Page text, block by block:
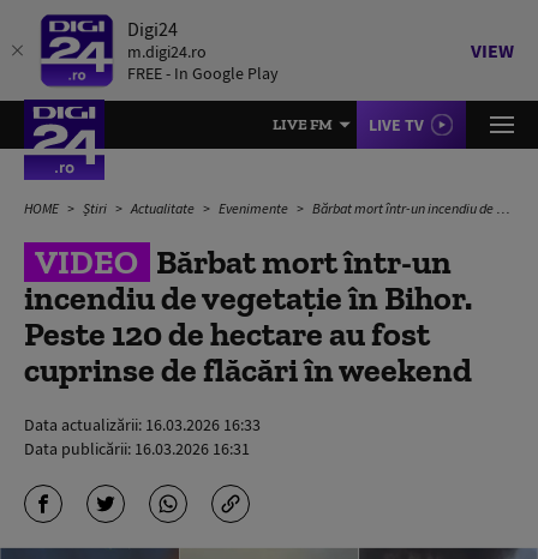
Digi24
m.digi24.ro
FREE - In Google Play
VIEW
LIVE FM LIVE TV
HOME Știri Actualitate Evenimente Bărbat mort într-un incendiu de vegetație în Bihor. Peste 120 de hectare au fost cuprinse de flăcări în weekend
VIDEO Bărbat mort într-un
incendiu de vegetație în Bihor.
Peste 120 de hectare au fost
cuprinse de flăcări în weekend
Data actualizării: 16.03.2026 16:33
Data publicării: 16.03.2026 16:31